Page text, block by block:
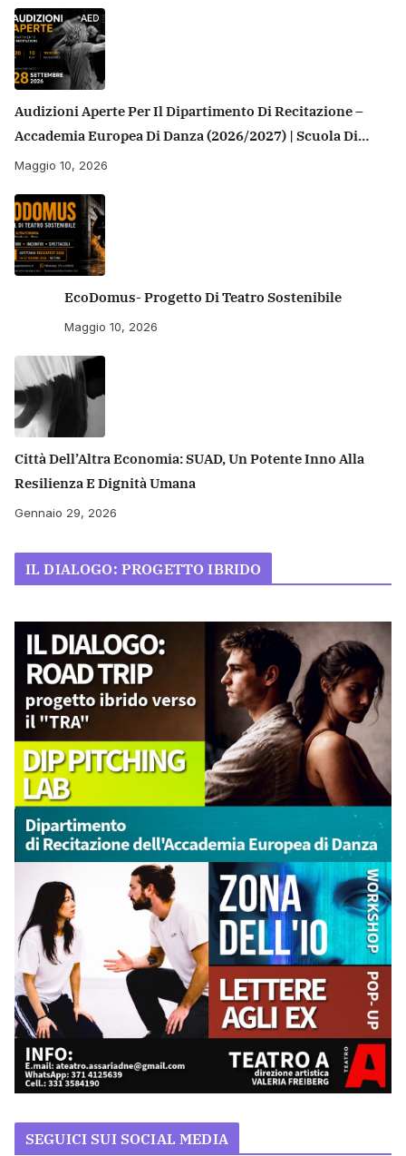
Audizioni Aperte Per Il Dipartimento Di Recitazione –
Accademia Europea Di Danza (2026/2027) | Scuola Di
Recitazione A Roma
Maggio 10, 2026
EcoDomus- Progetto Di Teatro Sostenibile
Maggio 10, 2026
Città Dell’Altra Economia: SUAD, Un Potente Inno Alla
Resilienza E Dignità Umana
Gennaio 29, 2026
IL DIALOGO: PROGETTO IBRIDO
SEGUICI SUI SOCIAL MEDIA